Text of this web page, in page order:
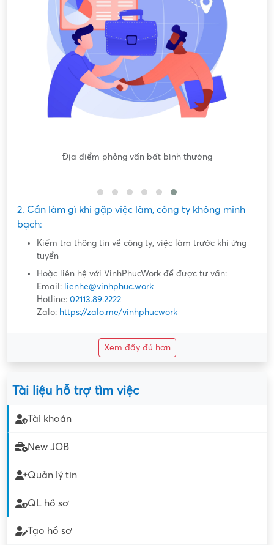
Nội dung mô tả công việc sơ sài, không đồng nhất với công
2. Cần làm gì khi gặp việc làm, công ty không minh
bạch:
Kiểm tra thông tin về công ty, việc làm trước khi ứng
tuyển
Hoặc liên hệ với VinhPhucWork để được tư vấn:
Email: lienhe@vinhphuc.work
Hotline: 02113.89.2222
Zalo: https://zalo.me/vinhphucwork
Xem đầy đủ hơn
Tài liệu hỗ trợ tìm việc
Tài khoản
New JOB
Quản lý tin
QL hồ sơ
Tạo hồ sơ